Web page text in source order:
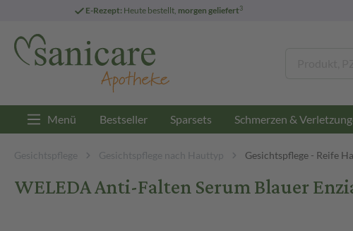
E-Rezept: Heute bestellt, morgen geliefert3
Menü Bestseller Sparsets Schmerzen &
Gesichtspflege Gesichtspflege nach Hauttyp Gesichtspflege - Reife
WELEDA Anti-Falten Serum Blauer